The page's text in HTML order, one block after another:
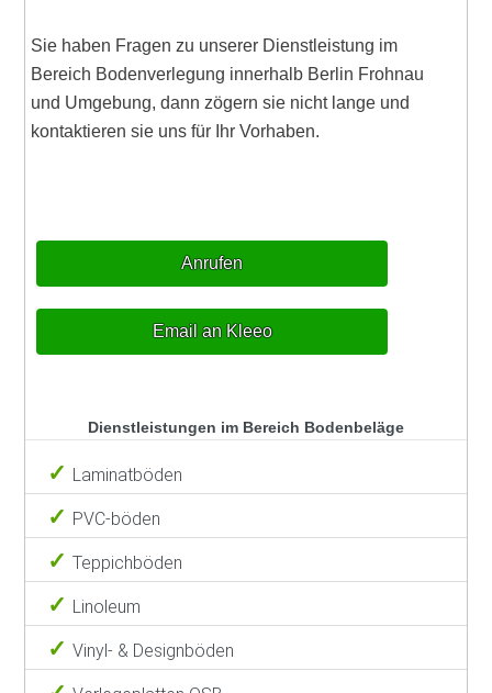
Sie haben Fragen zu unserer Dienstleistung im
Bereich Bodenverlegung innerhalb Berlin Frohnau
und Umgebung, dann zögern sie nicht lange und
kontaktieren sie uns für Ihr Vorhaben.
Anrufen
Email an Kleeo
Dienstleistungen im Bereich Bodenbeläge
Laminatböden
PVC-böden
Teppichböden
Linoleum
Vinyl- & Designböden